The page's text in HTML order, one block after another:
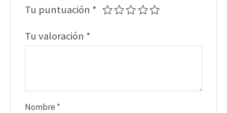
Tu puntuación *
Tu valoración *
Nombre *